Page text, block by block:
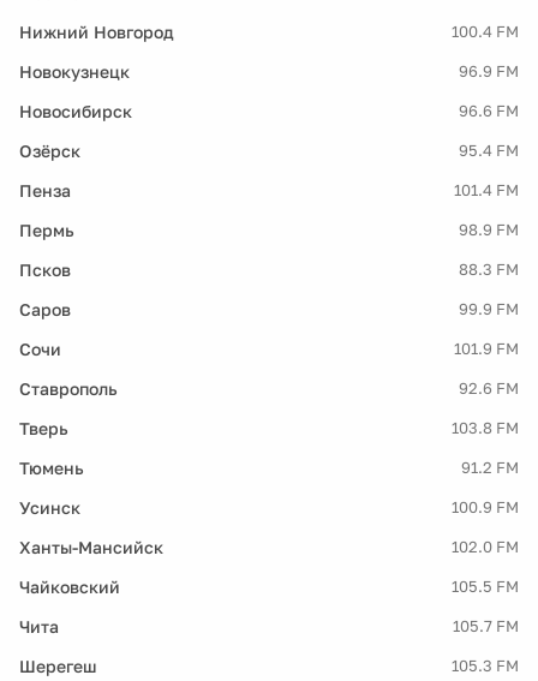
Нижний Новгород 100.4 FM
Новокузнецк 96.9 FM
Новосибирск 96.6 FM
Озёрск 95.4 FM
Пенза 101.4 FM
Пермь 98.9 FM
Псков 88.3 FM
Саров 99.9 FM
Сочи 101.9 FM
Ставрополь 92.6 FM
Тверь 103.8 FM
Тюмень 91.2 FM
Усинск 100.9 FM
Ханты-Мансийск 102.0 FM
Чайковский 105.5 FM
Чита 105.7 FM
Шерегеш 105.3 FM